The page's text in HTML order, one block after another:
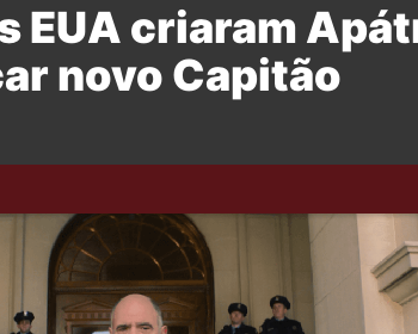
EUA criaram
novo Capitão